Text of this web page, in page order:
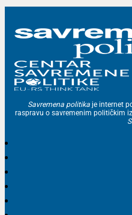
Savremena politika je internet
raspravu o savremenim političkim